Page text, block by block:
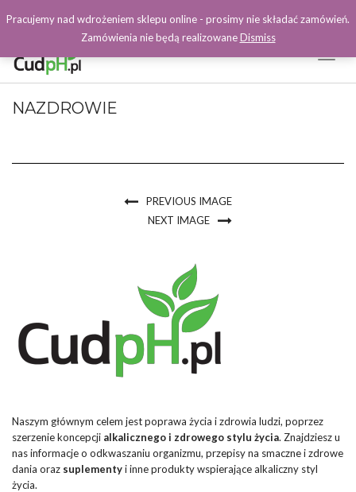
Facebook
NAZDROWIE
PREVIOUS IMAGE
NEXT IMAGE
Naszym głównym celem jest poprawa życia i zdrowia ludzi, poprzez
szerzenie koncepcji alkalicznego i zdrowego stylu życia. Znajdziesz u
nas informacje o odkwaszaniu organizmu, przepisy na smaczne i zdrowe
dania oraz suplementyi inne produkty wspierające alkaliczny styl
życia.
Pracujemy nad wdrożeniem sklepu online - prosimy nie składać zamówień.
Zamówienia nie będą realizowaneDismiss